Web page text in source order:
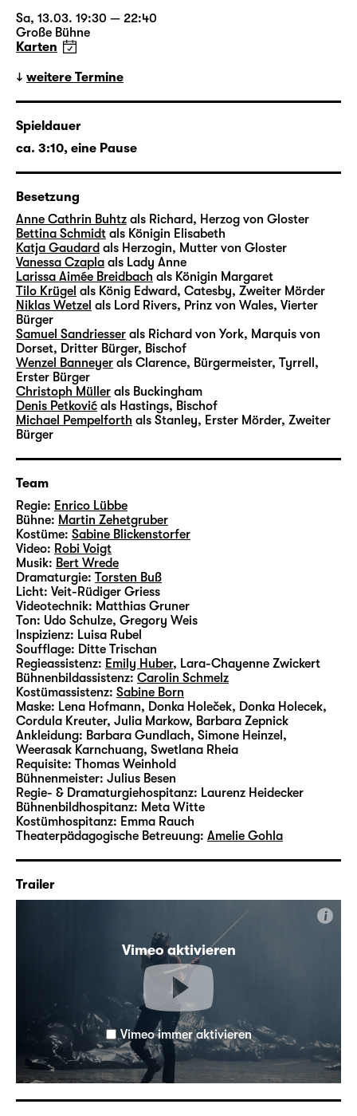
Zusammenarbeit u. a. mit Lorenzo Fioroni,
Corinna von Rad, Barbara David Brüesch
oder Jonas Knecht. Bert Wrede komponierte
zahlreiche Musiken u. a. für Filme von Detlev
Buck und Thomas Stuber oder Inszenierungen
von Michael Thalheimer und Mateja Koležnik.
In Leipzig wirkte er zuletzt mit bei der
Uraufführung der Theaterfassung von
Richard Yates’ „Zeiten des Aufruhrs“ in der
Regie von Enrico Lübbe.
„Richard III“ in 30 Sekunden
mit Chefdramaturg Torsten Buß
Vimeo aktivieren
Vimeo immer aktivieren
Sa, 13.03. 19:30 — 22:40
Große Bühne
Karten
weitere Termine
Spieldauer
ca. 3:10, eine Pause
Besetzung
Anne Cathrin Buhtz als Richard, Herzog von Gloster
Bettina Schmidt als Königin Elisabeth
Katja Gaudard als Herzogin, Mutter von Gloster
Vanessa Czapla als Lady Anne
Larissa Aimée Breidbach als Königin Margaret
Tilo Krügel als König Edward, Catesby, Zweiter Mörder
Niklas Wetzel als Lord Rivers, Prinz von Wales, Vierter
Bürger
Samuel Sandriesser als Richard von York, Marquis von
Dorset, Dritter Bürger, Bischof
Wenzel Banneyer als Clarence, Bürgermeister, Tyrrell,
Erster Bürger
Christoph Müller als Buckingham
Denis Petković als Hastings, Bischof
Michael Pempelforth als Stanley, Erster Mörder, Zweiter
Bürger
Team
Regie: Enrico Lübbe
Bühne: Martin Zehetgruber
Kostüme: Sabine Blickenstorfer
Video: Robi Voigt
Musik: Bert Wrede
Dramaturgie: Torsten Buß
Licht: Veit-Rüdiger Griess
Videotechnik: Matthias Gruner
Ton: Udo Schulze, Gregory Weis
Inspizienz: Luisa Rubel
Soufflage: Ditte Trischan
Regieassistenz: Emily Huber, Lara-Chayenne Zwickert
Bühnenbildassistenz: Carolin Schmelz
Kostümassistenz: Sabine Born
Maske: Lena Hofmann, Donka Holeček, Donka Holecek,
Cordula Kreuter, Julia Markow, Barbara Zepnick
Ankleidung: Barbara Gundlach, Simone Heinzel,
Weerasak Karnchuang, Swetlana Rheia
Requisite: Thomas Weinhold
Bühnenmeister: Julius Besen
Regie- & Dramaturgiehospitanz: Laurenz Heidecker
Bühnenbildhospitanz: Meta Witte
Kostümhospitanz: Emma Rauch
Theaterpädagogische Betreuung: Amelie Gohla
Trailer
Vimeo aktivieren
i
Vimeo immer aktivieren